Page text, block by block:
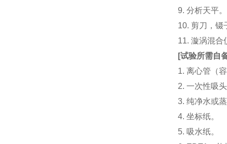
9. 分析天平。
10. 剪刀，镊
11. 漩涡混
[试验所需自
1. 离心管（
2. 一次性吸
3. 纯净水或
4. 坐标纸。
5. 吸水纸。